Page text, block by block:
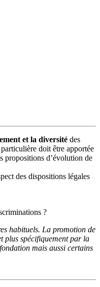
et la diversité des
doit être apportée
propositions d’évolution de
des dispositions légales
?
habituels. La promotion de
plus spécifiquement par la
mais aussi certains